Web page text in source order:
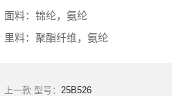
面料：锦纶，氨纶
里料：聚酯纤维，氨纶
上一款 型号： 25B526